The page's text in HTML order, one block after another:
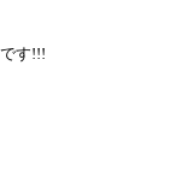
す!!!